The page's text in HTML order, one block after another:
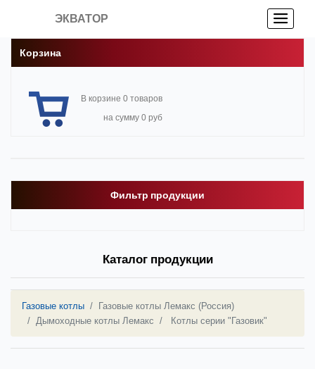
ЭКВАТОР
Корзина
В корзине 0 товаров
на сумму 0 руб
Фильтр продукции
Каталог продукции
Газовые котлы
Газовые котлы Лемакс (Россия)
Дымоходные котлы Лемакс
Котлы серии "Газовик"